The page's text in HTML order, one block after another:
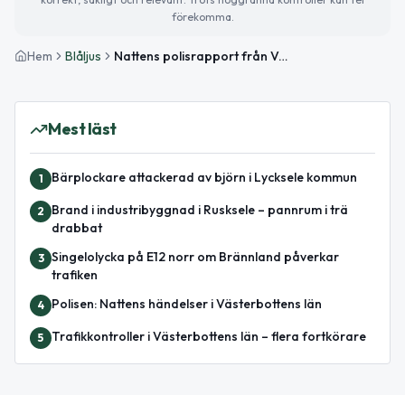
förekomma.
Hem Blåljus Nattens polisrapport från Västerbottens län – cykel återlämnad och viltolycka
Mest läst
1 Bärplockare attackerad av björn i Lycksele kommun
2
Brand i industribyggnad i Rusksele – pannrum i trä
drabbat
3 Singelolycka på E12 norr om Brännland påverkar
trafiken
4 Polisen: Nattens händelser i Västerbottens län
5 Trafikkontroller i Västerbottens län – flera fortkörare